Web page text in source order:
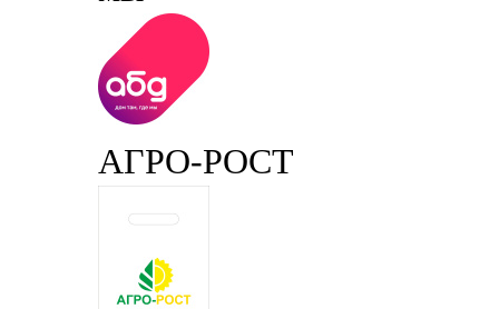
АГРО-РОСТ